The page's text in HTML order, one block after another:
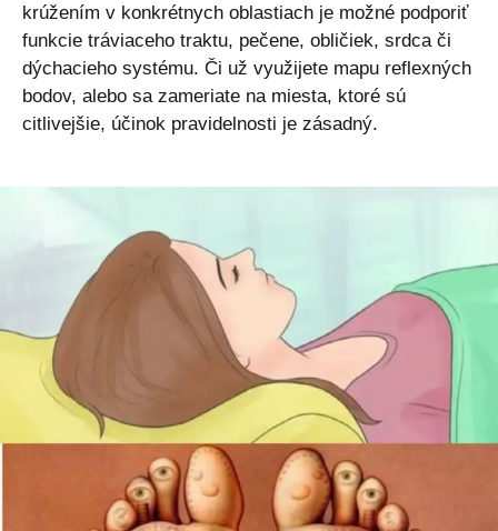
krúžením v konkrétnych oblastiach je možné podporiť
funkcie tráviaceho traktu, pečene, obličiek, srdca či
dýchacieho systému. Či už využijete mapu reflexných
bodov, alebo sa zameriate na miesta, ktoré sú
citlivejšie, účinok pravidelnosti je zásadný.